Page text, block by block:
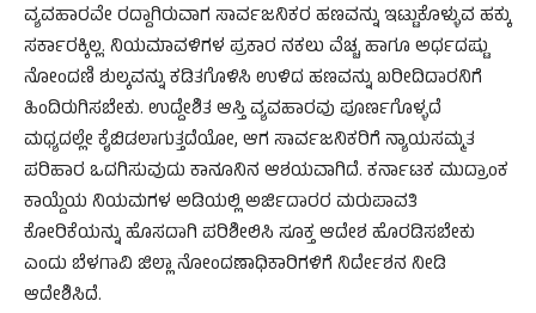
ವ್ಯವಹಾರವೇ ರದ್ದಾಗಿರುವಾಗ ಸಾರ್ವಜನಿಕರ ಹಣವನ್ನು ಇಟ್ಟುಕೊಳ್ಳುವ ಹಕ್ಕು
ಸರ್ಕಾರಕ್ಕಿಲ್ಲ. ನಿಯಮಾವಳಿಗಳ ಪ್ರಕಾರ ನಕಲು ವೆಚ್ಚ ಹಾಗೂ ಅರ್ಧದಷ್ಟು
ನೋಂದಣಿ ಶುಲ್ಕವನ್ನು ಕಡಿತಗೊಳಿಸಿ ಉಳಿದ ಹಣವನ್ನು ಖರೀದಿದಾರನಿಗೆ
ಹಿಂದಿರುಗಿಸಬೇಕು. ಉದ್ದೇಶಿತ ಆಸ್ತಿ ವ್ಯವಹಾರವು ಪೂರ್ಣಗೊಳ್ಳದೆ
ಮಧ್ಯದಲ್ಲೇ ಕೈಬಿಡಲಾಗುತ್ತದೆಯೋ, ಆಗ ಸಾರ್ವಜನಿಕರಿಗೆ ನ್ಯಾಯಸಮ್ಮತ
ಪರಿಹಾರ ಒದಗಿಸುವುದು ಕಾನೂನಿನ ಆಶಯವಾಗಿದೆ. ಕರ್ನಾಟಕ ಮುದ್ರಾಂಕ
ಕಾಯ್ದೆಯ ನಿಯಮಗಳ ಅಡಿಯಲ್ಲಿ ಅರ್ಜಿದಾರರ ಮರುಪಾವತಿ
ಕೋರಿಕೆಯನ್ನು ಹೊಸದಾಗಿ ಪರಿಶೀಲಿಸಿ ಸೂಕ್ತ ಆದೇಶ ಹೊರಡಿಸಬೇಕು
ಎಂದು ಬೆಳಗಾವಿ ಜಿಲ್ಲಾ ನೋಂದಣಾಧಿಕಾರಿಗಳಿಗೆ ನಿರ್ದೇಶನ ನೀಡಿ
ಆದೇಶಿಸಿದೆ.